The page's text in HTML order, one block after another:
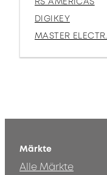
DIGIKEY
MASTER ELECTR.
Märkte
Alle Märkte